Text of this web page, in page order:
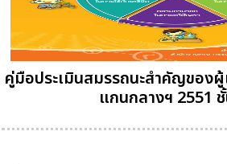
คู่มือประเมินสมรรถนะสำคัญของ
แกนกลางฯ 2551